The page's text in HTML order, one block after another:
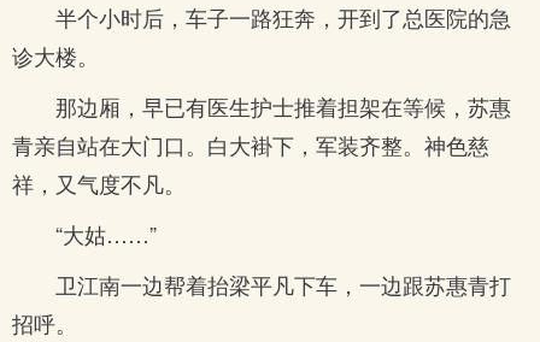
半个小时后，车子一路狂奔，开到了总医院的急
诊大楼。
那边厢，早已有医生护士推着担架在等候，苏惠
青亲自站在大门口。白大褂下，军装齐整。神色慈
祥，又气度不凡。
“大姑……”
卫江南一边帮着抬梁平凡下车，一边跟苏惠青打
招呼。